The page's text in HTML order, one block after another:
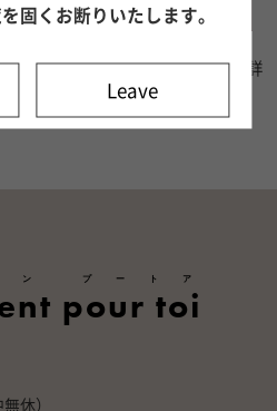
15（土) 8/16（日)
だけます。8日目以降はキャスト詳
ご確認ください。
pour toi
ン プートア
休）
固くお断りいたします。
Leave